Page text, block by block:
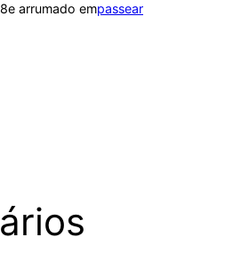
e arrumado empassear